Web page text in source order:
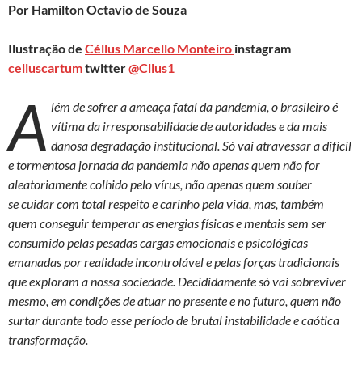
to
d
o
e
b
o
o
k
at
s
A
p
p
nt
Por Hamilton Octavio de Souza
Ilustração de Céllus Marcello Monteiro instagram
celluscartumtwitter@Cllus1
A lém de sofrer a ameaça fatal da pandemia, o brasileiro é
vítima da irresponsabilidade de autoridades e da mais
danosa degradação institucional. Só vai atravessar a difícil
e tormentosa jornada da pandemia não apenas quem não for
aleatoriamente colhido pelo vírus, não apenas quem souber
se cuidar com total respeito e carinho pela vida, mas, também
quem conseguir temperar as energias físicas e mentais sem ser
consumido pelas pesadas cargas emocionais e psicológicas
emanadas por realidade incontrolável e pelas forças tradicionais
que exploram a nossa sociedade. Decididamente só vai sobreviver
mesmo, em condições de atuar no presente e no futuro, quem não
surtar durante todo esse período de brutal instabilidade e caótica
transformação.